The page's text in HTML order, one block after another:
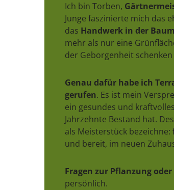
Ich bin Torben,
Junge faszinierte mich das
das Handwerk in der
mehr als nur eine
der Geborgenheit schenken
Genau dafür habe ich
gerufen. Es ist mein
ein gesundes und
Jahrzehnte Bestand hat.
als Meisterstück bezeichne:
und bereit, im neuen
Fragen zur Pflanzung
persönlich.